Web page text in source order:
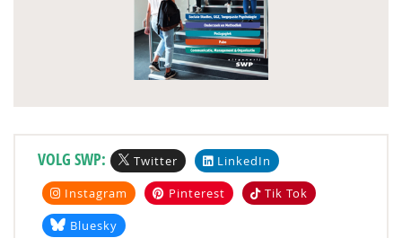
VOLG SWP: Twitter
LinkedIn
Instagram
Pinterest
Tik Tok
Bluesky